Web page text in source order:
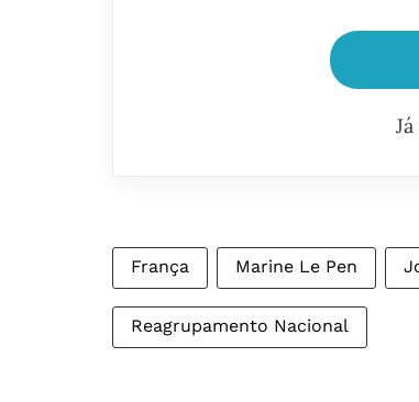
França Marine Le Pen
Reagrupamento Nacional